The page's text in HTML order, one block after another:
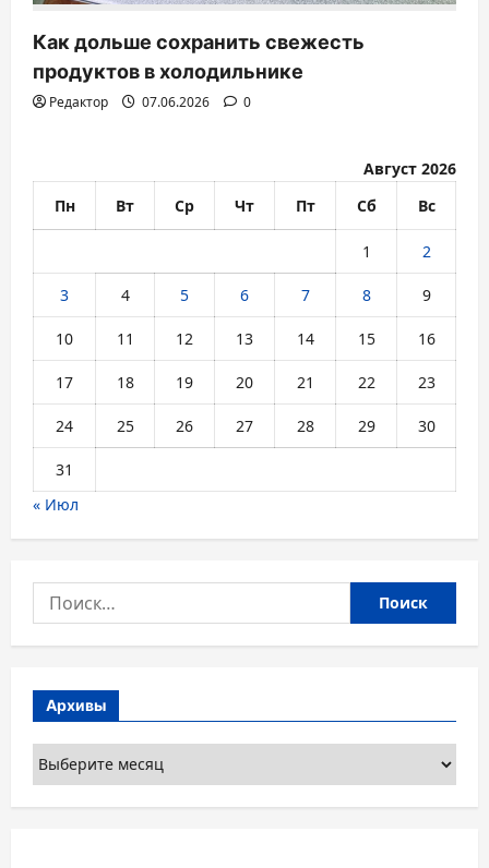
Как дольше сохранить свежесть
продуктов в холодильнике
Редактор 07.06.2026 0
Август 2026
Пн
Вт Ср Чт Пт Сб Вс
1 2
3 4 5 6 7 8 9
10 11 12 13 14 15 16
17 18 19 20 21 22 23
24 25 26 27 28 29 30
31
« Июл
Найти:
Архивы
Архивы